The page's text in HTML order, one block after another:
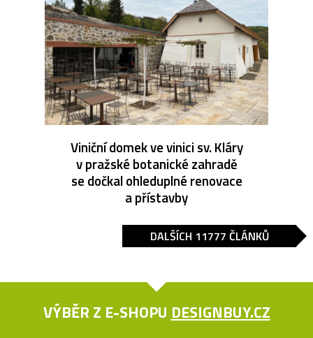
Viniční domek ve vinici sv. Kláry
v pražské botanické zahradě
se dočkal ohleduplné renovace
a přístavby
DALŠÍCH 11777 ČLÁNKŮ
VÝBĚR Z E-SHOPU DESIGNBUY.CZ